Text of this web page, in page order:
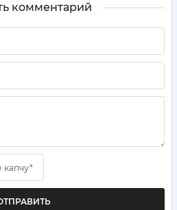
комментарий
капчу*